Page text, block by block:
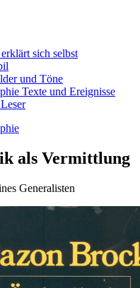
erklärt sich selbst
und Töne
Texte und Ereignisse
als Vermittlung
Generalisten